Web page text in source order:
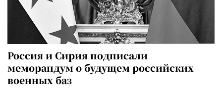
Россия и Сирия подписали
меморандум о будущем российских
военных баз